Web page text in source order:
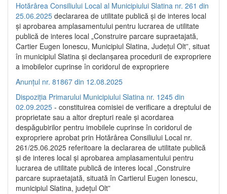
Hotărârea Consiliului Local al Municipiului Slatina nr. 261 din
25.06.2025 declararea de utilitate publică și de interes local
și aprobarea amplasamentului pentru lucrarea de utilitate
publică de interes local „Construire parcare supraetajată,
Cartier Eugen Ionescu, Municipiul Slatina, Județul Olt”, situat
în municipiul Slatina și declanșarea procedurii de expropriere
a imobilelor cuprinse în coridorul de expropriere
Anunțul nr. 81867 din 12.08.2025
Dispoziția Primarului Municipiului Slatina nr. 1245 din
02.09.2025 - constituirea comisiei de verificare a dreptului de
proprietate sau a altor drepturi reale și acordarea
despăgubirilor pentru imobilele cuprinse în coridorul de
expropriere aprobat prin Hotărârea Consiliului Local nr.
261/25.06.2025 referitoare la declararea de utilitate publică
și de interes local și aprobarea amplasamentului pentru
lucrarea de utilitate publică de interes local „Construire
parcare supraetajată, situată în Cartierul Eugen Ionescu,
municipiul Slatina, județul Olt”